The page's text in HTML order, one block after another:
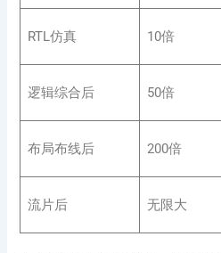
RTL仿真 10倍
逻辑综合后 50倍
布局布线后 200倍
流片后 无限大